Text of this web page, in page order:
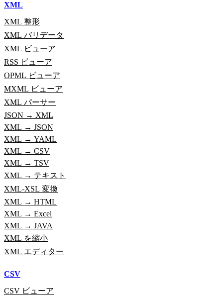
XML
XML 整形
XML バリデータ
XML ビューア
RSS ビューア
OPML ビューア
MXML ビューア
XML パーサー
JSON → XML
XML → JSON
XML → YAML
XML → CSV
XML → TSV
XML → テキスト
XML-XSL 変換
XML → HTML
XML → Excel
XML → JAVA
XML を縮小
XML エディター
CSV
CSV ビューア